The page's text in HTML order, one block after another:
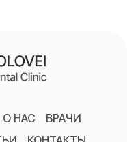
О НАС
ВРАЧИ